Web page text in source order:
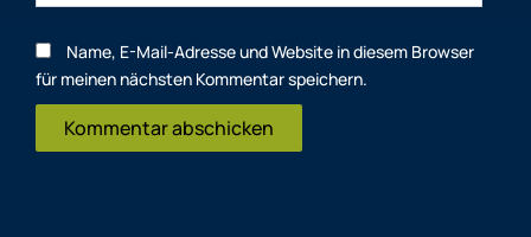
Name, E-Mail-Adresse und Website in diesem Browser
für meinen nächsten Kommentar speichern.